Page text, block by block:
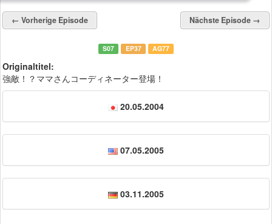
← Vorherige Episode Nächste Episode →
S07 EP37 AG77
Originaltitel:
強敵！？ママさんコーディネーター登場！
20.05.2004
07.05.2005
03.11.2005